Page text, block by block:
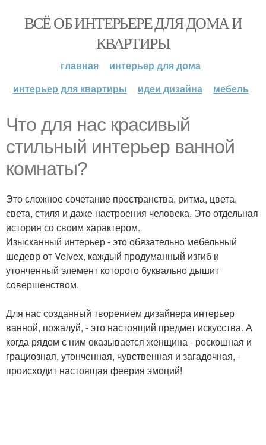
ВСЁ ОБ ИНТЕРЬЕРЕ ДЛЯ ДОМА И
КВАРТИРЫ
главная
интерьер для дома
интерьер для квартиры
идеи дизайна мебель
Что для нас красивый
стильный интерьер ванной
комнаты?
Это сложное сочетание пространства, ритма, цвета,
света, стиля и даже настроения человека. Это отдельная
история со своим характером.
Изысканный интерьер - это обязательно мебельный
шедевр от Velvex, каждый продуманный изгиб и
утонченный элемент которого буквально дышит
совершенством.
Для нас созданный творением дизайнера интерьер
ванной, пожалуй, - это настоящий предмет искусства. А
когда рядом с ним оказывается женщина - роскошная и
грациозная, утонченная, чувственная и загадочная, -
происходит настоящая феерия эмоций!